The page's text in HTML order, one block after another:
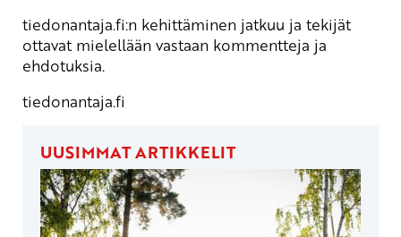
tiedonantaja.fi:n kehittäminen jatkuu ja tekijät
ottavat mielellään vastaan kommentteja ja
ehdotuksia.
tiedonantaja.fi
UUSIMMAT ARTIKKELIT